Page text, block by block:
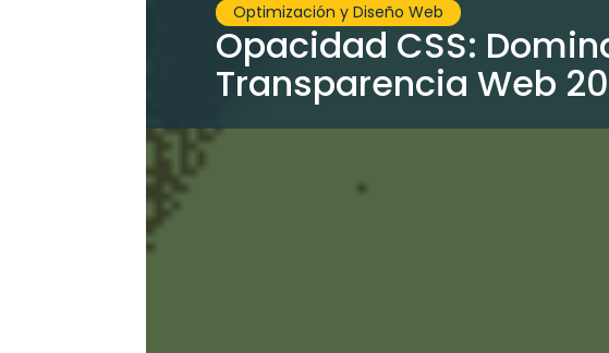
Optimización y Diseño Web
Opacidad CSS:
Transparencia Web